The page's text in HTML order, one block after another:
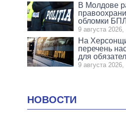
В Молдове
обломки
9 августа
На
перечень
для
9 августа
НОВОСТИ